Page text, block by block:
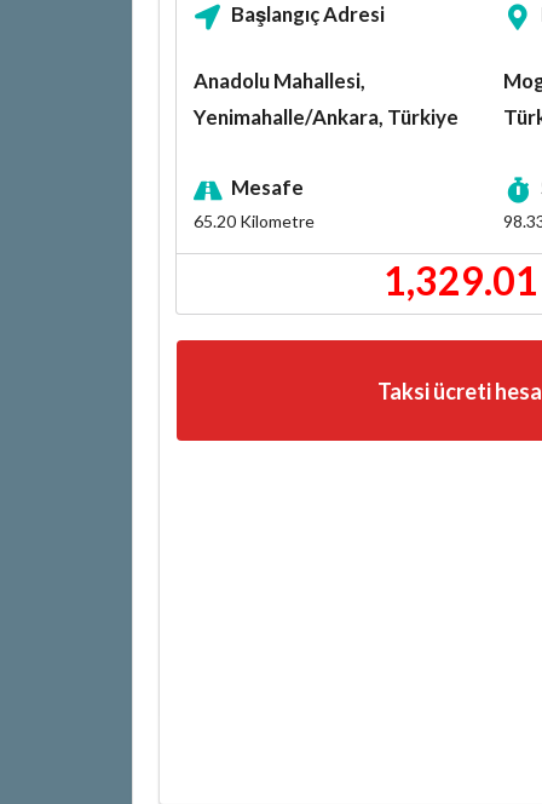
Başlangıç Adresi
Anadolu Mahallesi,
Yenimahalle/Ankara, Türkiye
Mesafe
65.20Kilometre
Taksi ücreti